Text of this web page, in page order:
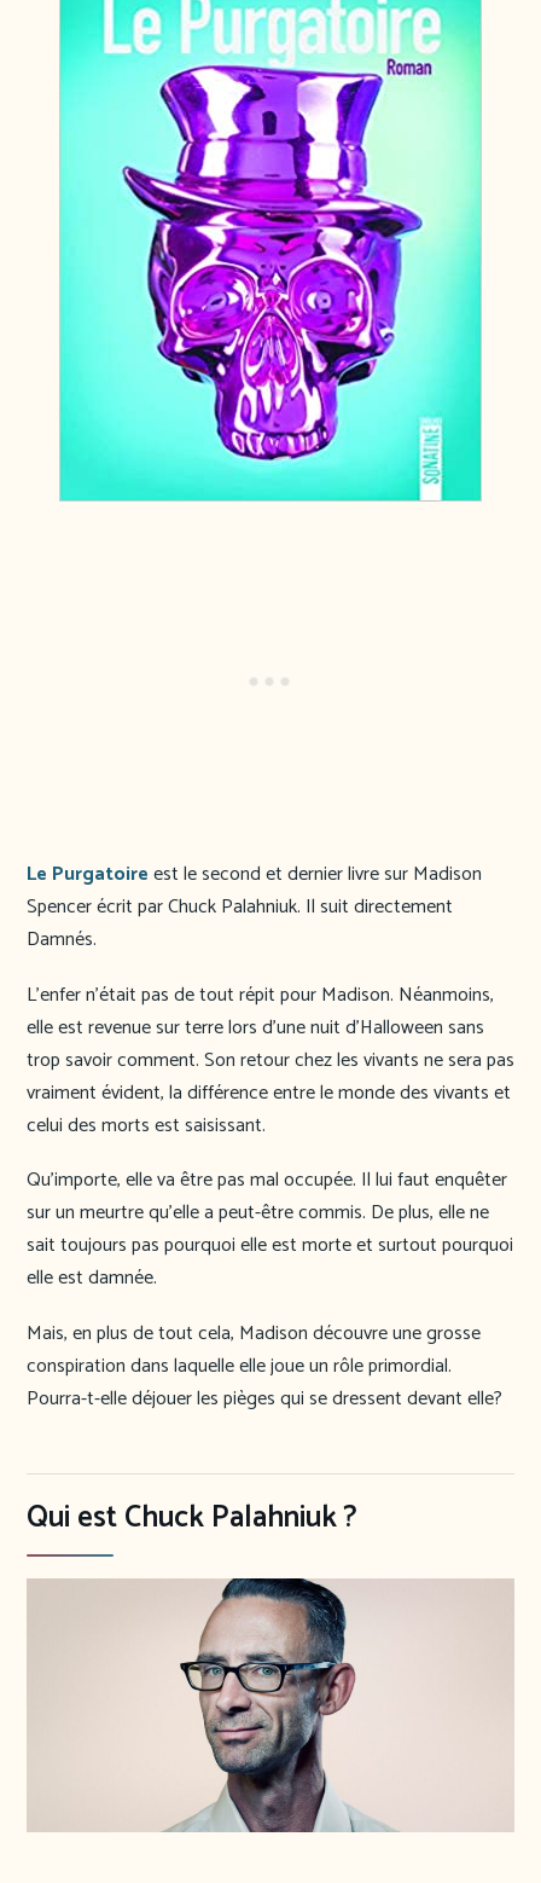
Le Purgatoireest le second et dernier livre sur Madison
Spencer écrit par Chuck Palahniuk. Il suit directement
Damnés.
L’enfer n’était pas de tout répit pour Madison. Néanmoins,
elle est revenue sur terre lors d’une nuit d’Halloween sans
trop savoir comment. Son retour chez les vivants ne sera pas
vraiment évident, la différence entre le monde des vivants et
celui des morts est saisissant.
Qu’importe, elle va être pas mal occupée. Il lui faut enquêter
sur un meurtre qu’elle a peut-être commis. De plus, elle ne
sait toujours pas pourquoi elle est morte et surtout pourquoi
elle est damnée.
Mais, en plus de tout cela, Madison découvre une grosse
conspiration dans laquelle elle joue un rôle primordial.
Pourra-t-elle déjouer les pièges qui se dressent devant elle?
Qui est Chuck Palahniuk ?